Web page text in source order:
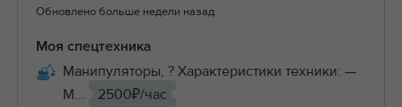
Обновлено больше недели назад
Моя спецтехника
Манипуляторы, ? Характеристики техники: —
М...
2500₽/час